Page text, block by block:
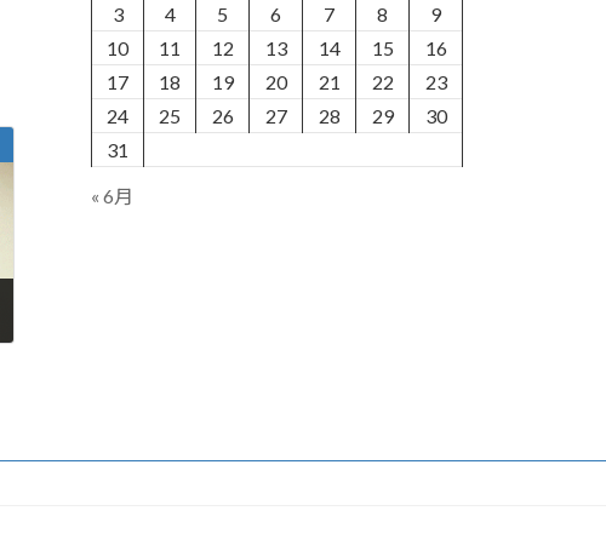
3
4 5 6 7 8
9
10
11 12 13 14 15
16
17
18 19 20 21 22
23
24
25 26 27 28 29
30
31
« 6月